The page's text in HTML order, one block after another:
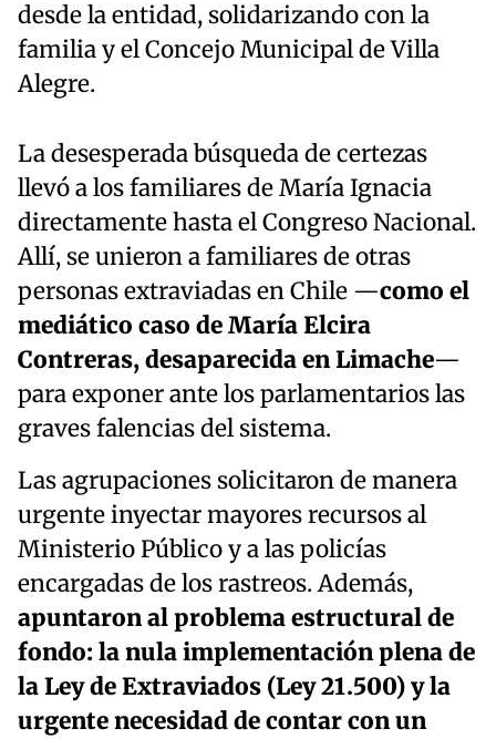
desde la entidad, solidarizando con la
familia y el Concejo Municipal de Villa
Alegre.
La desesperada búsqueda de certezas
llevó a los familiares de María Ignacia
directamente hasta el Congreso Nacional.
Allí, se unieron a familiares de otras
personas extraviadas en Chile —como el
mediático caso de María Elcira
Contreras, desaparecida en Limache—
para exponer ante los parlamentarios las
graves falencias del sistema.
Las agrupaciones solicitaron de manera
urgente inyectar mayores recursos al
Ministerio Público y a las policías
encargadas de los rastreos. Además,
apuntaron al problema estructural de
fondo: la nula implementación plena de
la Ley de Extraviados (Ley 21.500) y la
urgente necesidad de contar con un